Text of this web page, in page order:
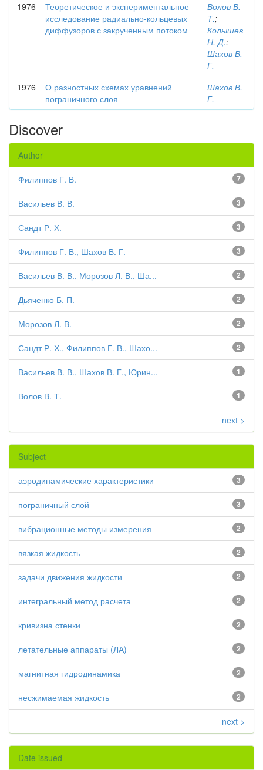
1976
Теоретическое и экспериментальное
исследование радиально-кольцевых
диффузоров с закрученным потоком
Волов В.
Т.;
Колышев
Н. Д.;
Шахов В.
Г.
1976
О разностных схемах уравнений
пограничного слоя
Шахов В.
Г.
Discover
Author
7
Филиппов Г. В.
3
Васильев В. В.
3
Сандт Р. Х.
3
Филиппов Г. В., Шахов В. Г.
2
Васильев В. В., Морозов Л. В., Ша...
2
Дьяченко Б. П.
2
Морозов Л. В.
2
Сандт Р. Х., Филиппов Г. В., Шахо...
1
Васильев В. В., Шахов В. Г., Юрин...
1
Волов В. Т.
next >
Subject
3
аэродинамические характеристики
3
пограничный слой
2
вибрационные методы измерения
2
вязкая жидкость
2
задачи движения жидкости
2
интегральный метод расчета
2
кривизна стенки
2
летательные аппараты (ЛА)
2
магнитная гидродинамика
2
несжимаемая жидкость
next >
Date issued